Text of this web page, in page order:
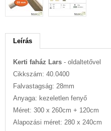
Leírás
Kerti faház Lars - oldaltetővel
Cikkszám: 40.0400
Falvastagság: 28mm
Anyaga: kezeletlen fenyő
Méret: 300 x 260cm + 120cm
Alapozási méret: 280 x 240cm